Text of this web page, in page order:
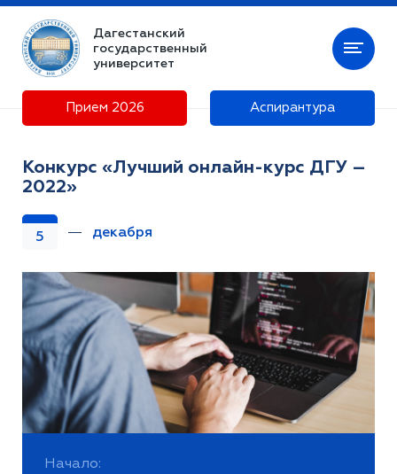
Дагестанский
государственный
университет
Прием 2026 Аспирантура
Конкурс «Лучший онлайн-курс ДГУ –
2022»
декабря
5
Начало: